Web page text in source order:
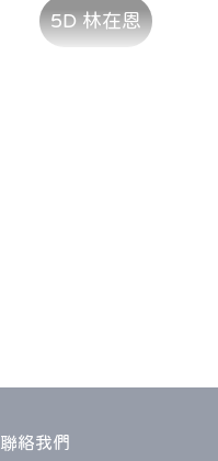
5D 林在恩
聯絡我們